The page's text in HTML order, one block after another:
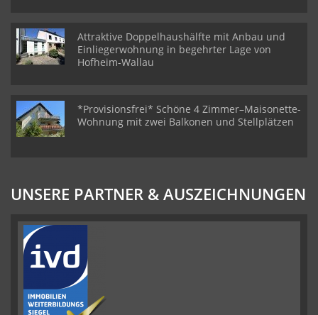
Attraktive Doppelhaushälfte mit Anbau und
Einliegerwohnung in begehrter Lage von
Hofheim-Wallau
*Provisionsfrei* Schöne 4 Zimmer–Maisonette-
Wohnung mit zwei Balkonen und Stellplätzen
UNSERE PARTNER & AUSZEICHNUNGEN